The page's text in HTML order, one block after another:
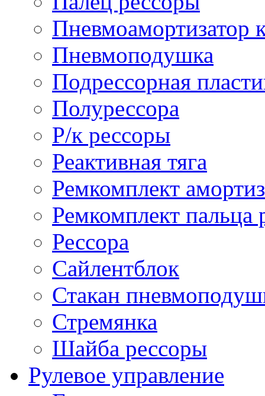
Пневмоамортизатор
Пневмоподушка
Подрессорная
Полурессора
Р/к рессоры
Реактивная тяга
Ремкомплект
Ремкомплект пальца
Рессора
Сайлентблок
Стакан
Стремянка
Шайба рессоры
Рулевое управление